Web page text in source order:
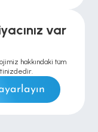
var
hakkındaki tüm